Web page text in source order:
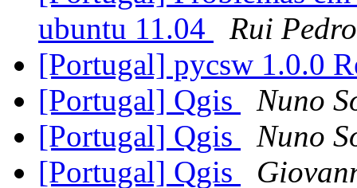
ubuntu 11.04
Rui
[Portugal] pycsw 1.0.0
[Portugal] Qgis
Nuno
[Portugal] Qgis
Nuno
[Portugal] Qgis